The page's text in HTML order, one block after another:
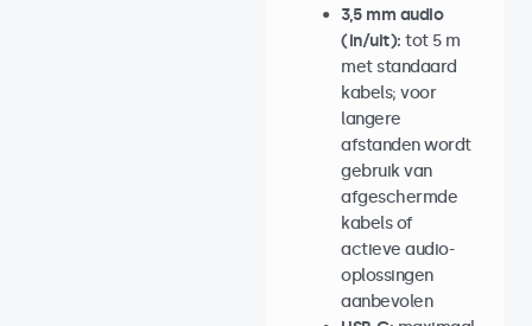
3,5 mm audio
(in/uit): tot 5 m
met standaard
kabels; voor
langere
afstanden wordt
gebruik van
afgeschermde
kabels of
actieve audio-
oplossingen
aanbevolen